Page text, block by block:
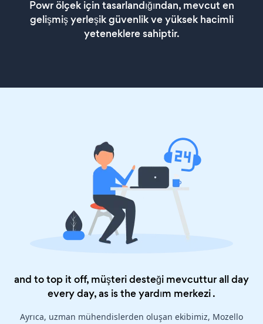
Powr ölçek için tasarlandığından, mevcut en
gelişmiş yerleşik güvenlik ve yüksek hacimli
yeteneklere sahiptir.
and to top it off, müşteri desteği mevcuttur all day
every day, as is theyardım merkezi.
Ayrıca, uzman mühendislerden oluşan ekibimiz, Mozello